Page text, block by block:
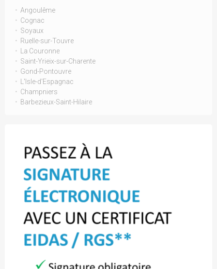
Angoulême
Cognac
Soyaux
Ruelle-sur-Touvre
La Couronne
Saint-Yrieix-sur-Charente
Gond-Pontouvre
L'Isle-d'Espagnac
Champniers
Barbezieux-Saint-Hilaire